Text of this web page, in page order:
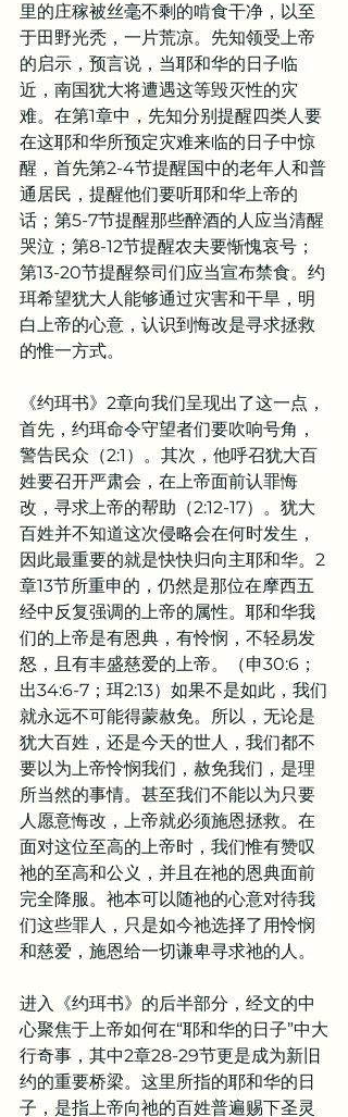
里的庄稼被丝毫不剩的啃食干净，以至
于田野光秃，一片荒凉。先知领受上帝
的启示，预言说，当耶和华的日子临
近，南国犹大将遭遇这等毁灭性的灾
难。在第1章中，先知分别提醒四类人要
在这耶和华所预定灾难来临的日子中惊
醒，首先第2-4节提醒国中的老年人和普
通居民，提醒他们要听耶和华上帝的
话；第5-7节提醒那些醉酒的人应当清醒
哭泣；第8-12节提醒农夫要惭愧哀号；
第13-20节提醒祭司们应当宣布禁食。约
珥希望犹大人能够通过灾害和干旱，明
白上帝的心意，认识到悔改是寻求拯救
的惟一方式。
《约珥书》2章向我们呈现出了这一点，
首先，约珥命令守望者们要吹响号角，
警告民众（2:1）。其次，他呼召犹大百
姓要召开严肃会，在上帝面前认罪悔
改，寻求上帝的帮助（2:12-17）。犹大
百姓并不知道这次侵略会在何时发生，
因此最重要的就是快快归向主耶和华。2
章13节所重申的，仍然是那位在摩西五
经中反复强调的上帝的属性。耶和华我
们的上帝是有恩典，有怜悯，不轻易发
怒，且有丰盛慈爱的上帝。（申30:6；
出34:6-7；珥2:13）如果不是如此，我们
就永远不可能得蒙赦免。所以，无论是
犹大百姓，还是今天的世人，我们都不
要以为上帝怜悯我们，赦免我们，是理
所当然的事情。甚至我们不能以为只要
人愿意悔改，上帝就必须施恩拯救。在
面对这位至高的上帝时，我们惟有赞叹
祂的至高和公义，并且在祂的恩典面前
完全降服。祂本可以随祂的心意对待我
们这些罪人，只是如今祂选择了用怜悯
和慈爱，施恩给一切谦卑寻求祂的人。
进入《约珥书》的后半部分，经文的中
心聚焦于上帝如何在“耶和华的日子”中大
行奇事，其中2章28-29节更是成为新旧
约的重要桥梁。这里所指的耶和华的日
子，是指上帝向祂的百姓普遍赐下圣灵